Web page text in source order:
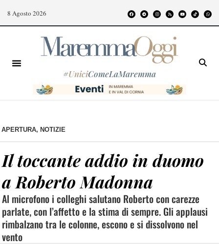
8 Agosto 2026
#UniciComeLaMaremma
APERTURA, NOTIZIE
Il toccante addio in duomo
a Roberto Madonna
Al microfono i colleghi salutano Roberto con carezze
parlate, con l’affetto e la stima di sempre. Gli applausi
rimbalzano tra le colonne, escono e si dissolvono nel
vento